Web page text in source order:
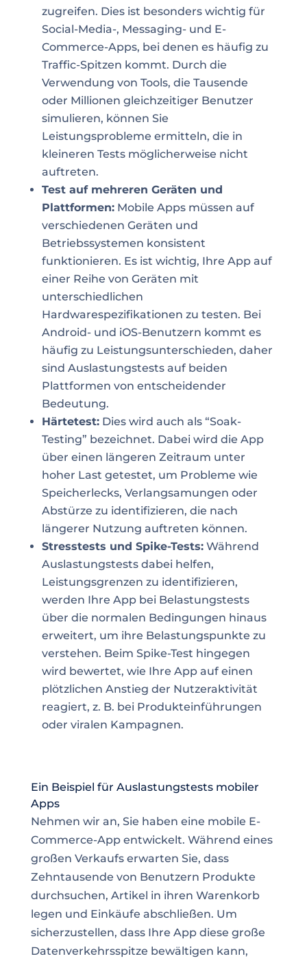
zugreifen. Dies ist besonders wichtig für
Social-Media-, Messaging- und E-
Commerce-Apps, bei denen es häufig zu
Traffic-Spitzen kommt. Durch die
Verwendung von Tools, die Tausende
oder Millionen gleichzeitiger Benutzer
simulieren, können Sie
Leistungsprobleme ermitteln, die in
kleineren Tests möglicherweise nicht
auftreten.
Test auf mehreren Geräten und
Plattformen:Mobile Apps müssen auf
verschiedenen Geräten und
Betriebssystemen konsistent
funktionieren. Es ist wichtig, Ihre App auf
einer Reihe von Geräten mit
unterschiedlichen
Hardwarespezifikationen zu testen. Bei
Android- und iOS-Benutzern kommt es
häufig zu Leistungsunterschieden, daher
sind Auslastungstests auf beiden
Plattformen von entscheidender
Bedeutung.
Härtetest:Dies wird auch als “Soak-
Testing” bezeichnet. Dabei wird die App
über einen längeren Zeitraum unter
hoher Last getestet, um Probleme wie
Speicherlecks, Verlangsamungen oder
Abstürze zu identifizieren, die nach
längerer Nutzung auftreten können.
Stresstests und Spike-Tests:Während
Auslastungstests dabei helfen,
Leistungsgrenzen zu identifizieren,
werden Ihre App bei Belastungstests
über die normalen Bedingungen hinaus
erweitert, um ihre Belastungspunkte zu
verstehen. Beim Spike-Test hingegen
wird bewertet, wie Ihre App auf einen
plötzlichen Anstieg der Nutzeraktivität
reagiert, z. B. bei Produkteinführungen
oder viralen Kampagnen.
Ein Beispiel für Auslastungstests mobiler
Apps
Nehmen wir an, Sie haben eine mobile E-
Commerce-App entwickelt. Während eines
großen Verkaufs erwarten Sie, dass
Zehntausende von Benutzern Produkte
durchsuchen, Artikel in ihren Warenkorb
legen und Einkäufe abschließen. Um
sicherzustellen, dass Ihre App diese große
Datenverkehrsspitze bewältigen kann,